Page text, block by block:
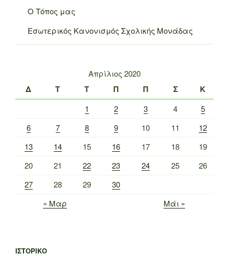
Ο Τόπος μας
Εσωτερικός Κανονισμός Σχολικής Μονάδας
Απρίλιος 2020
Δ Τ Τ Π Π Σ Κ
1 2 3 4
5
6
7 8 9 10 11
12
13
14 15 16 17 18
19
20
21 22 23 24 25
26
27
28 29
30
« Μαρ
Μάι »
ΙΣΤΟΡΙΚΌ